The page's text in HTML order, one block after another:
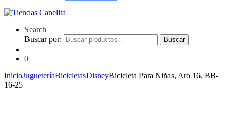
Search
Buscar por:
Buscar
0
InicioJugueteríaBicicletasDisneyBicicleta Para Niñas, Aro 16, BB-
16-25